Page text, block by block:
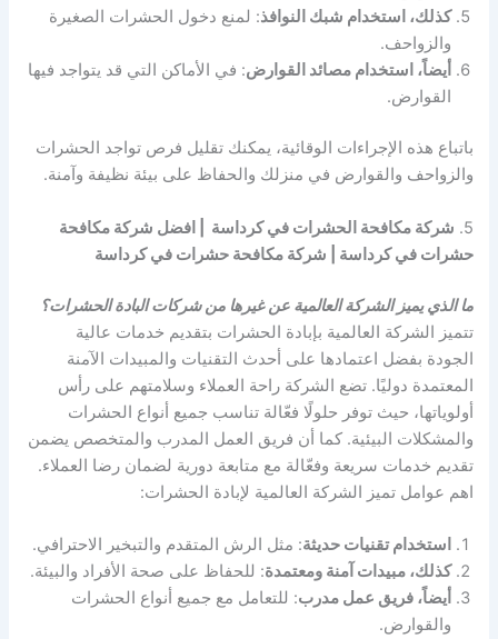
كذلك، استخدام شبك النوافذ: لمنع دخول الحشرات الصغيرة
والزواحف.
أيضاً، استخدام مصائد القوارض: في الأماكن التي قد يتواجد فيها
القوارض.
باتباع هذه الإجراءات الوقائية، يمكنك تقليل فرص تواجد الحشرات
والزواحف والقوارض في منزلك والحفاظ على بيئة نظيفة وآمنة.
5. شركة مكافحة الحشرات في كرداسة | افضل شركة مكافحة
حشرات في كرداسة | شركة مكافحة حشرات في كرداسة
ما الذي يميز الشركة العالمية عن غيرها من شركات البادة الحشرات؟
تتميز الشركة العالمية بإبادة الحشرات بتقديم خدمات عالية
الجودة بفضل اعتمادها على أحدث التقنيات والمبيدات الآمنة
المعتمدة دوليًا. تضع الشركة راحة العملاء وسلامتهم على رأس
أولوياتها، حيث توفر حلولًا فعّالة تناسب جميع أنواع الحشرات
والمشكلات البيئية. كما أن فريق العمل المدرب والمتخصص يضمن
تقديم خدمات سريعة وفعّالة مع متابعة دورية لضمان رضا العملاء.
اهم عوامل تميز الشركة العالمية لإبادة الحشرات:
استخدام تقنيات حديثة: مثل الرش المتقدم والتبخير الاحترافي.
كذلك، مبيدات آمنة ومعتمدة: للحفاظ على صحة الأفراد والبيئة.
أيضاً، فريق عمل مدرب: للتعامل مع جميع أنواع الحشرات
والقوارض.